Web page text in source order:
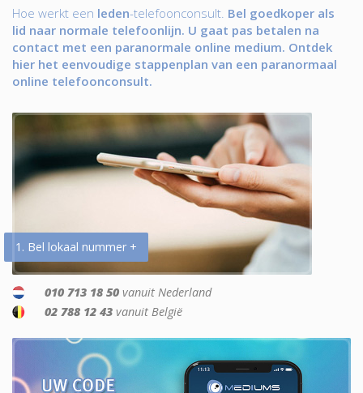
Hoe werkt een leden-telefoonconsult. Bel goedkoper als
lid naar normale telefoonlijn. U gaat pas betalen na
contact met een paranormale online medium. Ontdek
hier het eenvoudige stappenplan van een paranormaal
online telefoonconsult.
1. Bel lokaal nummer +
010 713 18 50 vanuit Nederland
02 788 12 43 vanuit België